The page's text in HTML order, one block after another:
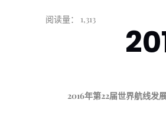
阅读量： 1,313
2016年第22届世界航线发